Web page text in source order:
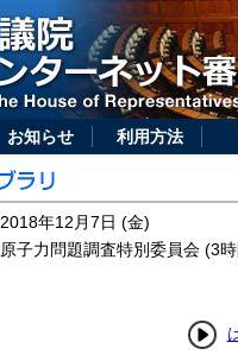
お知らせ 利用方法
2018年12月7日 (金)
原子力問題調査特別委員会 (3